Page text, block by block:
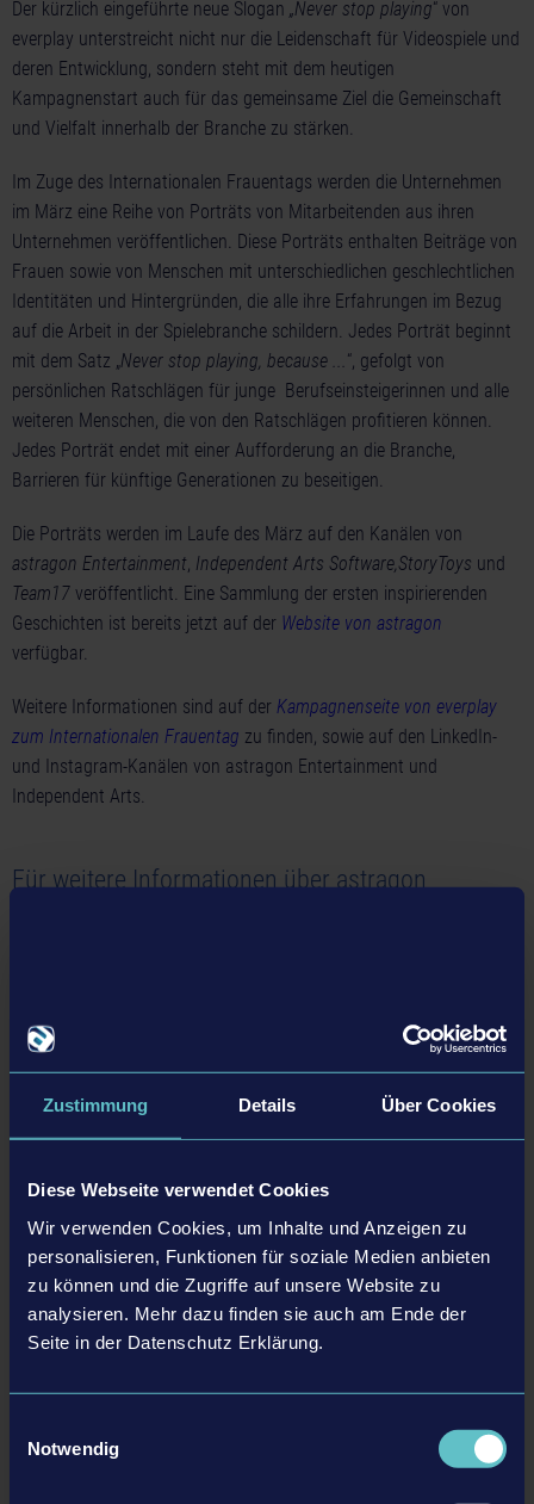
Zustimmung Details Über Cookies
Diese Webseite verwendet Cookies
Wir verwenden Cookies, um Inhalte und Anzeigen zu
personalisieren, Funktionen für soziale Medien anbieten
zu können und die Zugriffe auf unsere Website zu
analysieren. Mehr dazu finden sie auch am Ende der
Seite in der Datenschutz Erklärung.
Notwendig
Der kürzlich eingeführte neue Slogan „Never stop playing“ von
everplay unterstreicht nicht nur die Leidenschaft für Videospiele und
deren Entwicklung, sondern steht mit dem heutigen
Kampagnenstart auch für das gemeinsame Ziel die Gemeinschaft
und Vielfalt innerhalb der Branche zu stärken.
Im Zuge des Internationalen Frauentags werden die Unternehmen
im März eine Reihe von Porträts von Mitarbeitenden aus ihren
Unternehmen veröffentlichen. Diese Porträts enthalten Beiträge von
Frauen sowie von Menschen mit unterschiedlichen geschlechtlichen
Identitäten und Hintergründen, die alle ihre Erfahrungen im Bezug
auf die Arbeit in der Spielebranche schildern. Jedes Porträt beginnt
mit dem Satz „Never stop playing, because ...“, gefolgt von
persönlichen Ratschlägen für junge Berufseinsteigerinnen und alle
weiteren Menschen, die von den Ratschlägen profitieren können.
Jedes Porträt endet mit einer Aufforderung an die Branche,
Barrieren für künftige Generationen zu beseitigen.
Die Porträts werden im Laufe des März auf den Kanälen von
astragon Entertainment, Independent Arts Software,StoryToys und
Team17 veröffentlicht. Eine Sammlung der ersten inspirierenden
Geschichten ist bereits jetzt auf der Website von astragon
verfügbar.
Weitere Informationen sind auf der Kampagnenseite von everplay
zum Internationalen Frauentag zu finden, sowie auf den LinkedIn-
und Instagram-Kanälen von astragon Entertainment und
Independent Arts.
Für weitere Informationen über astragon
X
Discord
LinkedIn
Weitere Informationen:
Hier die Stories lesen!